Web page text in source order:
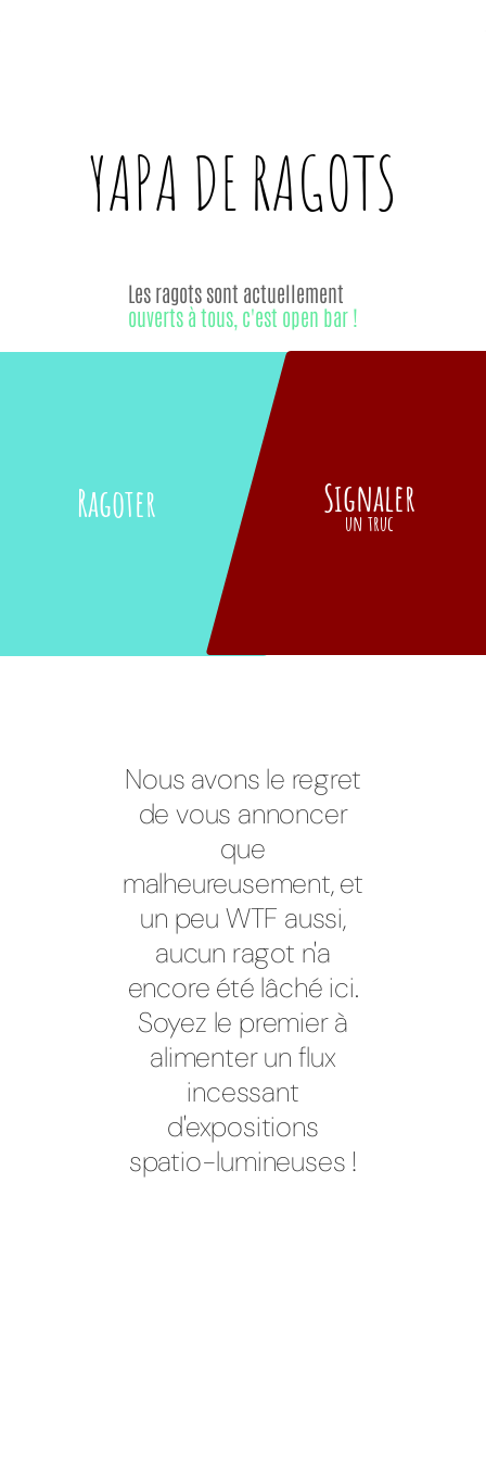
YAPA DE RAGOTS
Ragoter
Les ragots sont actuellement
ouverts à tous, c'est open bar !
Signaler
un truc
Nous avons le regret
de vous annoncer
que
malheureusement, et
un peu WTF aussi,
aucun ragot n'a
encore été lâché ici.
Soyez le premier à
alimenter un flux
incessant
d'expositions
spatio-lumineuses !